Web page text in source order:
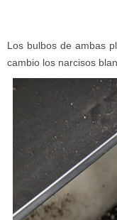
Los bulbos de ambas
cambio los narcisos